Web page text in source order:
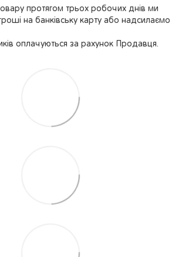
протягом трьох робочих днів ми
на банківську карту або надсилаємо
оплачуються за рахунок Продавця.